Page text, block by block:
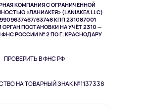
КОМПАНИЯ С ОГРАНИЧЕННОЙ
«ЛАНИАКЕЯ» (LANIAKEA LLC)
63746 КПП 231087001
ПОСТАНОВКИ НА УЧЁТ 2310 —
РОССИИ № 2 ПО Г. КРАСНОДАРУ
ПРОВЕРИТЬ В ФНС РФ
НА ТОВАРНЫЙ ЗНАК №1137338